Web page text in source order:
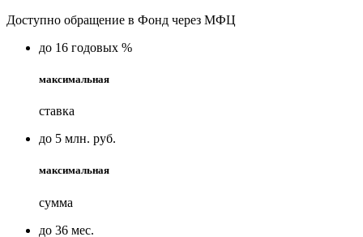
Доступно обращение в Фонд через МФЦ
до 16 годовых %
максимальная
ставка
до 5 млн. руб.
максимальная
сумма
до 36 мес.